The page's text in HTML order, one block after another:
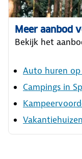
Meer aanbod
Bekijk het
Auto huren
Campings in